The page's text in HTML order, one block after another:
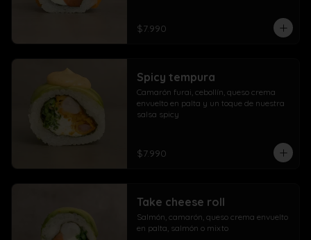
$7.990
Spicy tempura
Camarón furai, cebollín, queso crema
envuelto en palta y un toque de nuestra
salsa spicy
$7.990
Take cheese roll
Salmón, camarón, queso crema envuelto
en palta, salmón o mixto